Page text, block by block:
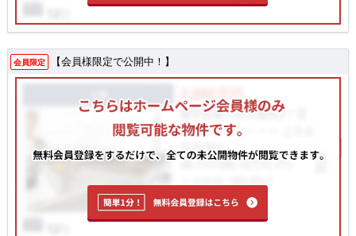
会員限定 【会員様限定で公開中！】